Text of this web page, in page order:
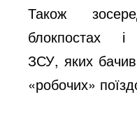
Також
блокпостах і
ЗСУ, яких
«робочих»